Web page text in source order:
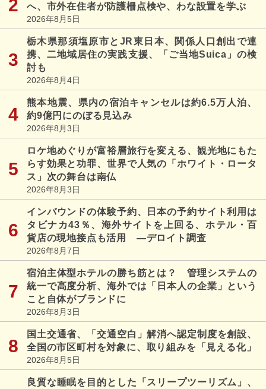
へ、市外在住者が防護柵点検や、わな設置を学ぶ
2026年8月5日
栃木県那須塩原市とJR東日本、関係人口創出で連
携、二地域居住の実践支援、「ご当地Suica」の検
討も
2026年8月4日
熊本地震、県内の宿泊キャンセルは約6.5万人泊、
約9億円にのぼる見込み
2026年8月3日
ロケ地めぐりが富裕層旅行を変える、観光地にもた
らす効果と功罪、世界で人気の「ホワイト・ロータ
ス」次の舞台は南仏
2026年8月3日
インバウンドの体験予約、日本の予約サイト利用は
タビナカ43％、海外サイトを上回る、ホテル・百
貨店の現地接点も活用 ―デロイト調査
2026年8月7日
宿泊主体型ホテルの勝ち筋とは？ 管理システムの
統一で高度分析、海外では「日本人の企業」という
こと自体がブランドに
2026年8月3日
国土交通省、「交通空白」解消へ認定制度を創設、
全国の市区町村を対象に、取り組みを「見える化」
2026年8月5日
良質な睡眠を目的とした「スリープツーリズム」、